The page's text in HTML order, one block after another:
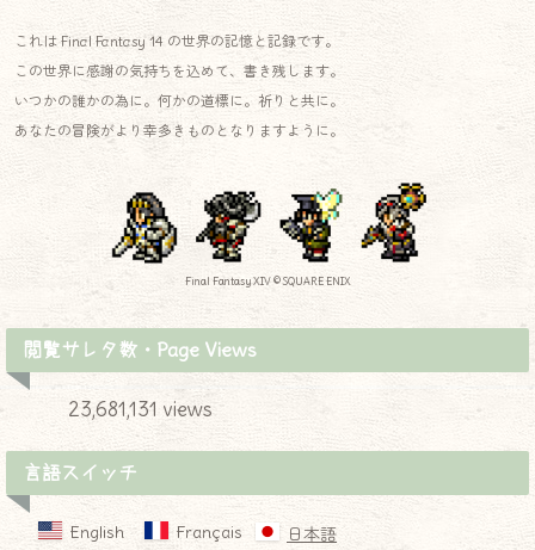
これは Final Fantasy 14 の世界の記憶と記録です。
この世界に感謝の気持ちを込めて、書き残します。
いつかの誰かの為に。何かの道標に。祈りと共に。
あなたの冒険がより幸多きものとなりますように。
Final Fantasy XIV © SQUARE ENIX
閲覧サレタ数・Page Views
23,681,131 views
言語スイッチ
English Français 日本語